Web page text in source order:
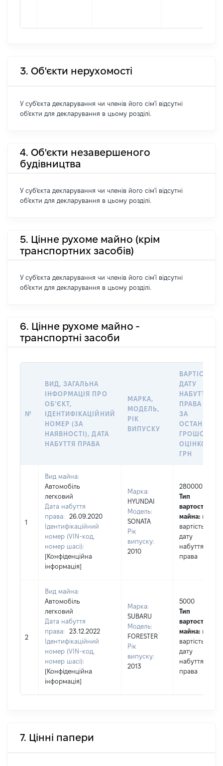
3. Об'єкти нерухомості
У суб'єкта декларування чи членів його сім'ї відсутні
об'єкти для декларування в цьому розділі.
4. Об'єкти незавершеного
будівництва
У суб'єкта декларування чи членів його сім'ї відсутні
об'єкти для декларування в цьому розділі.
5. Цінне рухоме майно (крім
транспортних засобів)
У суб'єкта декларування чи членів його сім'ї відсутні
об'єкти для декларування в цьому розділі.
6. Цінне рухоме майно -
транспортні засоби
№
ВИД, ЗАГАЛЬНА
ІНФОРМАЦІЯ ПРО
ОБʼЄКТ,
ІДЕНТИФІКАЦІЙНИЙ
НОМЕР (ЗА
НАЯВНОСТІ), ДАТА
НАБУТТЯ ПРАВА
МАРКА,
МОДЕЛЬ,
РІК
ВИПУСКУ
ВАРТІСТЬ
ДАТУ
НАБУТТЯ
ПРАВА АБО
ЗА
ГРОШОВОЮ
ОЦІНКОЮ,
ГРН
1
Вид майна:
Автомобіль
легковий
Дата набуття
права:
26.09.2020
Ідентифікаційний
номер (VIN-код,
номер шасі):
[Конфіденційна
інформація]
Марка:
HYUNDAI
Модель:
SONATA
Рік
випуску:
2010
280000
Тип
вартості
майна: це
вартість на
дату
набуття
права
2
Вид майна:
Автомобіль
легковий
Дата набуття
права:
23.12.2022
Ідентифікаційний
номер (VIN-код,
номер шасі):
[Конфіденційна
інформація]
Марка:
SUBARU
Модель:
FORESTER
Рік
випуску:
2013
5000
Тип
вартості
майна: це
вартість на
дату
набуття
права
7. Цінні папери